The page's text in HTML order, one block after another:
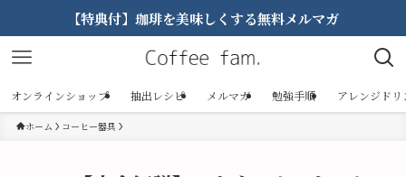
【特典付】珈琲を美味しくする無料メルマガ
オンラインショップ 抽出レシピ メルマガ 勉強手順 アレンジドリ
ホーム コーヒー器具